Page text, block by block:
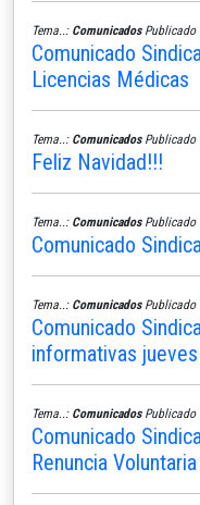
Tema..: ComunicadosPublicado
Comunicado
Licencias Médicas
Tema..: ComunicadosPublicado
Feliz Navidad!!!
Tema..: ComunicadosPublicado
Comunicado
Tema..: ComunicadosPublicado
Comunicado
informativas
Tema..: ComunicadosPublicado
Comunicado
Renuncia Voluntaria